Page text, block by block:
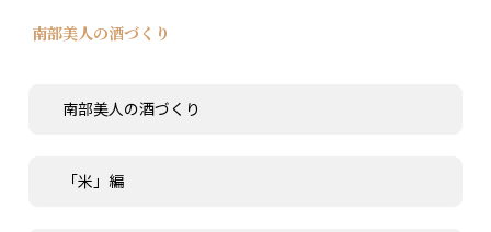
南部美人の酒づくり
南部美人の酒づくり
「米」編